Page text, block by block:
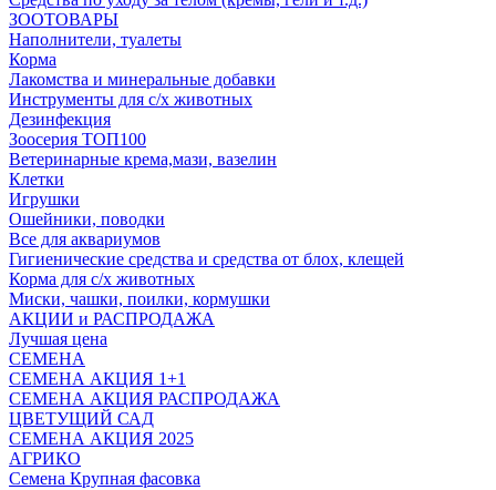
ЗООТОВАРЫ
Наполнители, туалеты
Корма
Лакомства и минеральные добавки
Инструменты для с/х животных
Дезинфекция
Зоосерия ТОП100
Ветеринарные крема,мази, вазелин
Клетки
Игрушки
Ошейники, поводки
Все для аквариумов
Гигиенические средства и средства от блох, клещей
Корма для с/х животных
Миски, чашки, поилки, кормушки
АКЦИИ и РАСПРОДАЖА
Лучшая цена
СЕМЕНА
СЕМЕНА АКЦИЯ 1+1
СЕМЕНА АКЦИЯ РАСПРОДАЖА
ЦВЕТУЩИЙ САД
СЕМЕНА АКЦИЯ 2025
АГРИКО
Семена Крупная фасовка